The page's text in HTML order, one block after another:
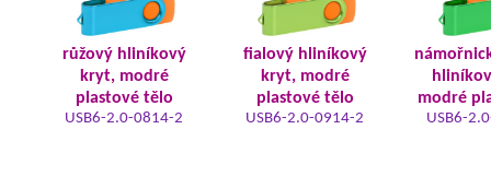
růžový hliníkový
kryt, modré
plastové tělo
USB6-2.0-0814-2
fialový hliníkový
kryt, modré
plastové tělo
USB6-2.0-0914-2
modré
USB6-